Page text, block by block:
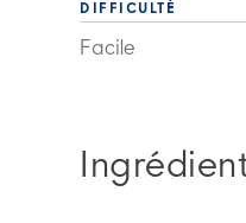
DIFFICULTÉ
Facile